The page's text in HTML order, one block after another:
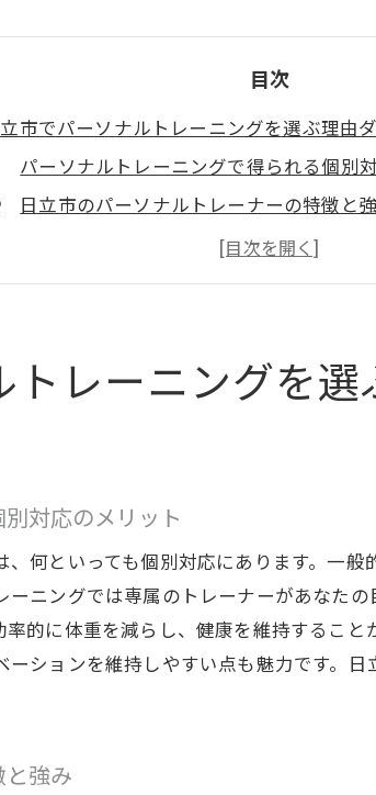
目次
市でパーソナルトレーニングを選ぶ理由
パーソナルトレーニングで得られる個別
日立市のパーソナルトレーナーの特徴と
ダイエットに特化したトレーニングプロ
日立市のパーソナルトレーニングでの成
地域密着型パーソナルジムの選び方
エット成功体験日立市のパーソナルトレ
トレーニングで得られる心理的な効果
成功体験が教えるモチベーション維持の
パーソナルトレーニングの効果を最大化
日立市でのトレーニング体験談から学ぶ
家が指導する日立市パーソナルトレーニ
栄養指導とトレーニングの相乗効果
トレーニングを
対応のメリット
何といっても個別対応にあります。一
ニングでは専属のトレーナーがあなた
的に体重を減らし、健康を維持すること
ションを維持しやすい点も魅力です。
強み